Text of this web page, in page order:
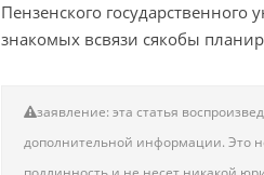
Пензенского государственного
знакомых всвязи сякобы
заявление: эта статья
дополнительной информации. Это